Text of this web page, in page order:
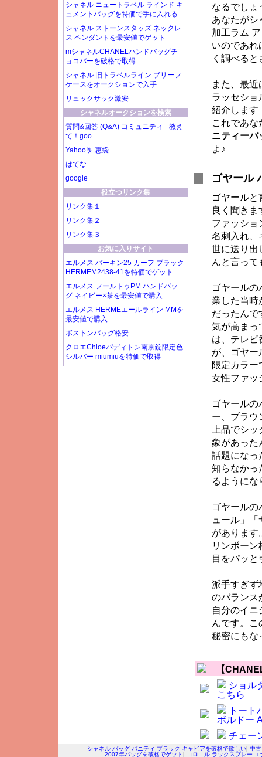
なるでしょ
あなたがシ
加工ラム
いのであれ
く調べる
また、最
ラッセショ
紹介します
これであな
ニティーバ
よ♪
ゴヤール
ゴヤールと
良く聞きま
ファッショ
名刺入れ、
世に送り出
んと言って
ゴヤールの
業した当時
だったんで
気が高まっ
は、テレビ
が、ゴヤー
限定カラー
女性ファッ
ゴヤールの
ー、ブラウ
上品でシ
象があった
話題になっ
知らなかっ
るようにな
ゴヤールの
ュール」
があります
リンボー
目をパッ
派手すぎず
のバランス
自分のイニ
んです。こ
秘密にもな
【
ショル
こちら
トー
ボルドー
チェー
シャネル ニュートラベル ラインド キ
ュメントバッグを特価で手に入れる
シャネル ストーンスタッズ ネックレ
ス ペンダントを最安値でゲット
mシャネルCHANELハンドバッグチ
ョコバーを破格で取得
シャネル 旧トラベルライン ブリーフ
ケースをオークションで入手
リュックサック激安
シャネルオークションを検索
質問&回答 (Q&A) コミュニティ - 教え
て！goo
Yahoo!知恵袋
はてな
google
役立つリンク集
リンク集１
リンク集２
リンク集３
お気に入りサイト
エルメス バーキン25 カーフ ブラック
HERMEM2438-41を特価でゲット
エルメス フールトゥPM ハンドバッ
グ ネイビー×茶を最安値で購入
エルメス HERMEエールライン MMを
最安値で購入
ボストンバッグ格安
クロエChloeパディトン南京錠限定色
シルバー miumiuを特価で取得
シャネル バッグ バニティ ブラック キャビアを破格で欲しい| 中
2007年バッグを破格でゲット| コロニル ラックスプレー